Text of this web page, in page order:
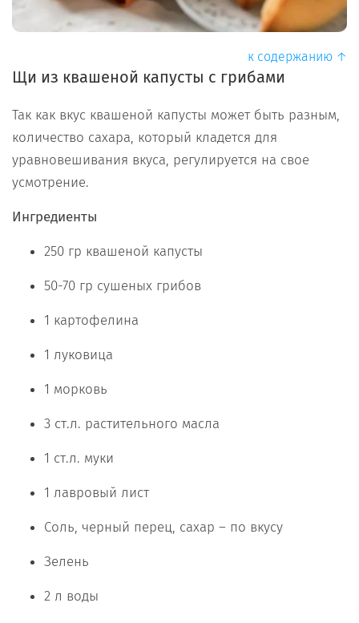
к содержанию ↑
Щи из квашеной капусты с грибами
Так как вкус квашеной капусты может быть разным,
количество сахара, который кладется для
уравновешивания вкуса, регулируется на свое
усмотрение.
Ингредиенты
250 гр квашеной капусты
50-70 гр сушеных грибов
1 картофелина
1 луковица
1 морковь
3 ст.л. растительного масла
1 ст.л. муки
1 лавровый лист
Соль, черный перец, сахар – по вкусу
Зелень
2 л воды